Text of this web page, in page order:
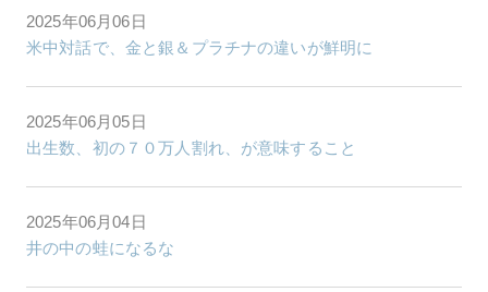
2025年06月06日
米中対話で、金と銀＆プラチナの違いが鮮明に
2025年06月05日
出生数、初の７０万人割れ、が意味すること
2025年06月04日
井の中の蛙になるな